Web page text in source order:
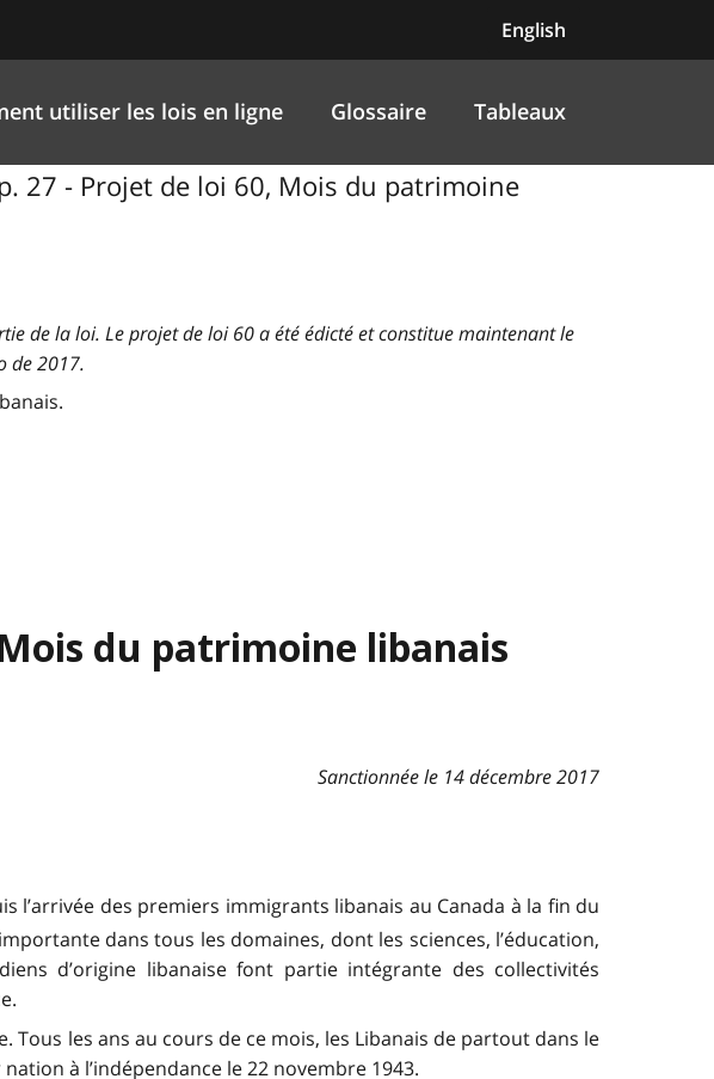
English
utiliser les lois en ligne Glossaire Tableaux
27 - Projet de loi 60, Mois du patrimoine
de la loi. Le projet de loi 60 a été édicté et constitue maintenant le
de 2017.
du patrimoine libanais
Sanctionnée le 14 décembre 2017
l’arrivée des premiers immigrants libanais au Canada à la fin du
dans tous les domaines, dont les sciences, l’éducation,
d’origine libanaise font partie intégrante des collectivités
les ans au cours de ce mois, les Libanais de partout dans le
à l’indépendance le 22 novembre 1943.